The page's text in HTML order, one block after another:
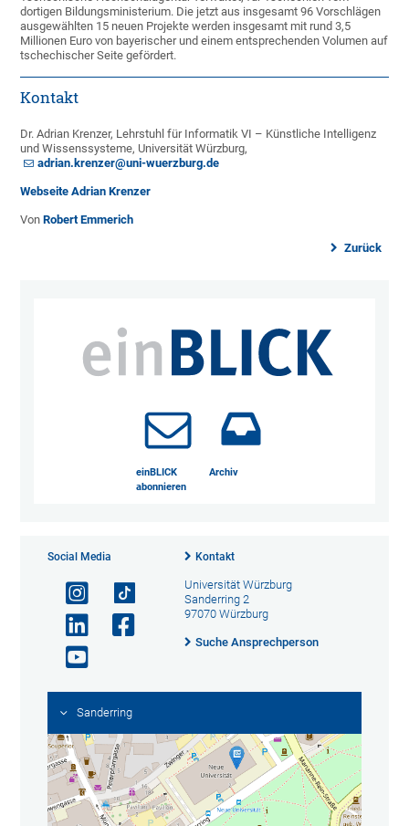
dortigen Bildungsministerium. Die jetzt aus insgesamt 96 Vorschlägen
ausgewählten 15 neuen Projekte werden insgesamt mit rund 3,5
Millionen Euro von bayerischer und einem entsprechenden Volumen auf
tschechischer Seite gefördert.
Kontakt
Dr. Adrian Krenzer, Lehrstuhl für Informatik VI – Künstliche Intelligenz
und Wissenssysteme, Universität Würzburg,
adrian.krenzer@uni-wuerzburg.de
Webseite Adrian Krenzer
VonRobert Emmerich
Zurück
einBLICK
abonnieren
Archiv
Social Media Kontakt
Universität Würzburg
Sanderring 2
97070 Würzburg
Suche Ansprechperson
Sanderring